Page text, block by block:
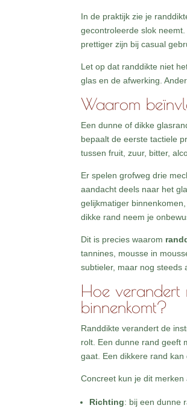
In de praktijk zie je
gecontroleerde slok
prettiger zijn bij casual
Let op dat randdikte niet
glas en de afwerking.
Waarom
Een dunne of dikke
bepaalt de eerste tactiele
tussen fruit, zuur, bitter,
Er spelen grofweg drie
aandacht deels naar het
gelijkmatiger
dikke rand neem je
Dit is precies waarom
tannines, mousse in
subtieler, maar nog steeds
Hoe
binnenkomt?
Randdikte verandert de
rolt. Een dunne rand geeft
gaat. Een dikkere rand
Concreet kun je dit
Richting: bij een dunne